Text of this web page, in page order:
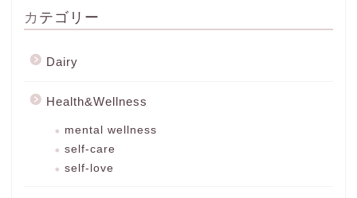
カテゴリー
Dairy
Health&Wellness
mental wellness
self-care
self-love